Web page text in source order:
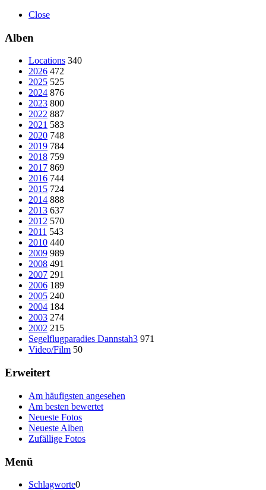
Close
Alben
Locations 340
2026 472
2025 525
2024 876
2023 800
2022 887
2021 583
2020 748
2019 784
2018 759
2017 869
2016 744
2015 724
2014 888
2013 637
2012 570
2011 543
2010 440
2009 989
2008 491
2007 291
2006 189
2005 240
2004 184
2003 274
2002 215
Segelflugparadies Dannstah3 971
Video/Film 50
Erweitert
Am häufigsten angesehen
Am besten bewertet
Neueste Fotos
Neueste Alben
Zufällige Fotos
Menü
Schlagworte0